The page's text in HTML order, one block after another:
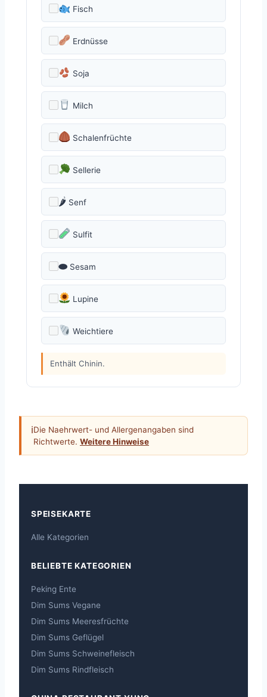
Fisch
Erdnüsse
Soja
Milch
Schalenfrüchte
Sellerie
🌶 Senf
Sulfit
⬬ Sesam
Lupine
Weichtiere
Enthält Chinin.
ℹDie Naehrwert- und Allergenangaben sind
Richtwerte. Weitere Hinweise
SPEISEKARTE
Alle Kategorien
BELIEBTE KATEGORIEN
Peking Ente
Dim Sums Vegane
Dim Sums Meeresfrüchte
Dim Sums Geflügel
Dim Sums Schweinefleisch
Dim Sums Rindfleisch